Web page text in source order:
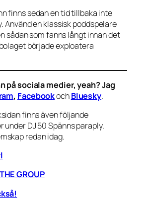
finns sedan en tid tillbaka inte
Använd en klassisk poddspelare
sådan som fanns långt innan det
började exploatera
på sociala medier, yeah? Jag
, FacebookochBluesky.
finns även följande
DJ 50 Spänns paraply.
redan idag.
GROUP